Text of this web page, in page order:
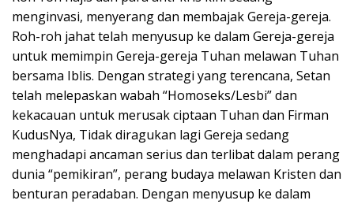
menginvasi, menyerang dan membajak Gereja-gereja.
Roh-roh jahat telah menyusup ke dalam Gereja-gereja
untuk memimpin Gereja-gereja Tuhan melawan Tuhan
bersama Iblis. Dengan strategi yang terencana, Setan
telah melepaskan wabah “Homoseks/Lesbi” dan
kekacauan untuk merusak ciptaan Tuhan dan Firman
KudusNya, Tidak diragukan lagi Gereja sedang
menghadapi ancaman serius dan terlibat dalam perang
dunia “pemikiran”, perang budaya melawan Kristen dan
benturan peradaban. Dengan menyusup ke dalam